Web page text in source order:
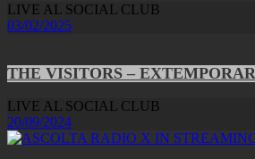
LIVE AL SOCIAL CLUB
03/02/2025
THE VISITORS –
LIVE AL SOCIAL CLUB
20/09/2024